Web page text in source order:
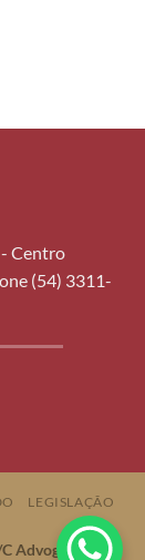
- Centro
(54) 3311-
LEGISLAÇÃO
Advogados